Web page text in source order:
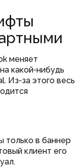
меняет
какой‑нибудь
Из‑за этого весь
только в баннер
клиент его